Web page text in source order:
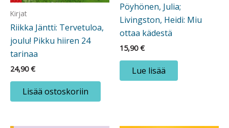
Kirjat
Riikka Jäntti: Tervetuloa,
joulu! Pikku hiiren 24
tarinaa
24,90€
Lisää ostoskoriin
Pöyhönen, Julia;
Livingston, Heidi: Miu
ottaa kädestä
15,90€
Lue lisää